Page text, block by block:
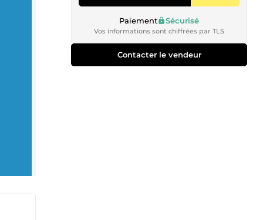
Paiement Sécurisé
Vos informations sont chiffrées par TLS
Contacter le vendeur